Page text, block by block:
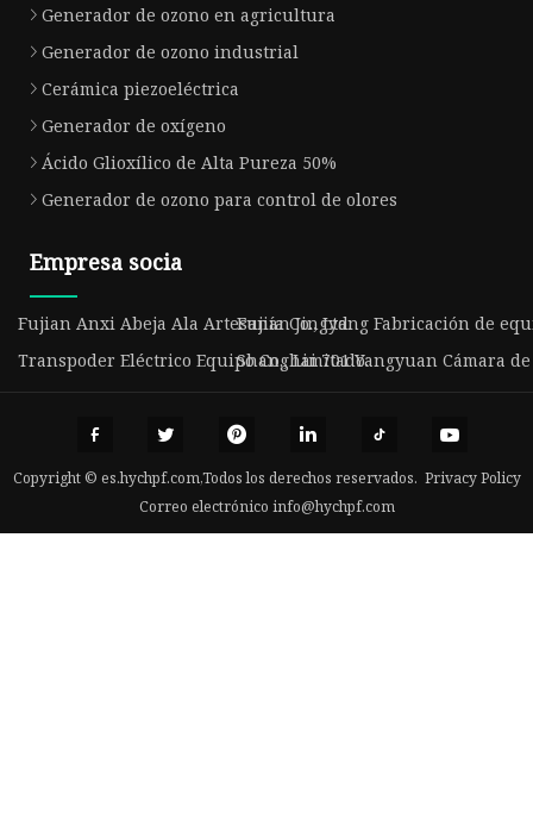
Generador de ozono en agricultura
Generador de ozono industrial
Cerámica piezoeléctrica
Generador de oxígeno
Ácido Glioxílico de Alta Pureza 50%
Generador de ozono para control de olores
Empresa socia
Fujian Anxi Abeja Ala Artesanía Co., Ltd.Fujian Jingyang Fabricación de
Transpoder Eléctrico Equipo Co., Limitado.Shanghai 701 Yangyuan Cámara
Copyright © es.hychpf.com,Todos los derechos reservados. Privacy Policy
Correo electrónico info@hychpf.com